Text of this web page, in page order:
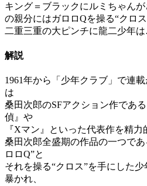
キング＝ブラックにルミちゃん
の親分にはガロロQを操る“クロ
二重三重の大ピンチに龍二少年
解説
1961年から「少年クラブ」で連
は
桑田次郎のSFアクション作であ
偵』や
『Xマン』といった代表作を精力
桑田次郎全盛期の作品の一つで
ロロQ”と
それを操る“クロス”を手にした
暴かれ、